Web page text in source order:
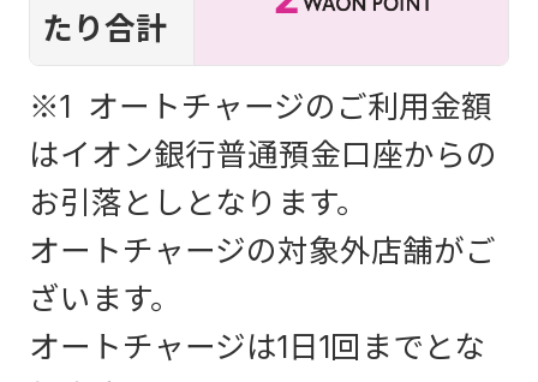
たり合計
※1 オートチャージのご利用金額
はイオン銀行普通預金口座からの
お引落としとなります。
オートチャージの対象外店舗がご
ざいます。
オートチャージは1日1回までとな